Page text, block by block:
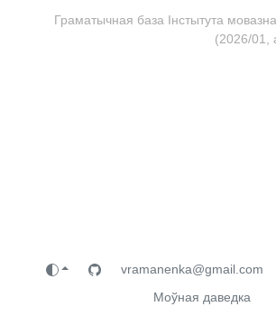
Граматычная база Інстытута
(2026/01,
vramanenka@gmail.com
Моўная даведка